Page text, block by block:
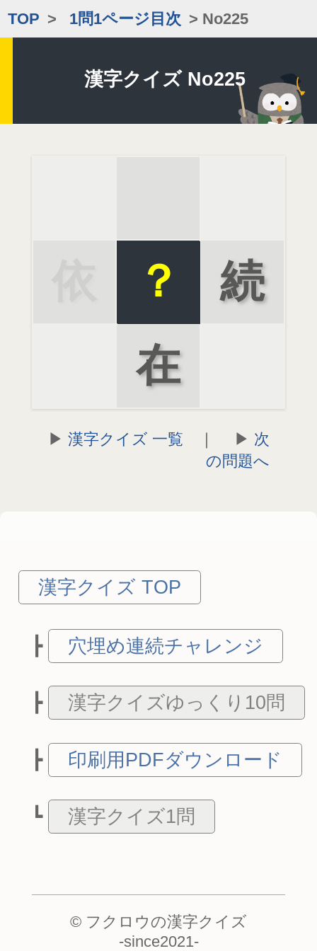
TOP > 1問1ページ目次 > No225
漢字クイズ No225
存
？
続
在
漢字クイズ 一覧 ｜
次
の問題へ
漢字クイズ TOP
穴埋め連続チャレンジ
漢字クイズゆっくり10問
印刷用PDFダウンロード
漢字クイズ1問
© フクロウの漢字クイズ
-since2021-